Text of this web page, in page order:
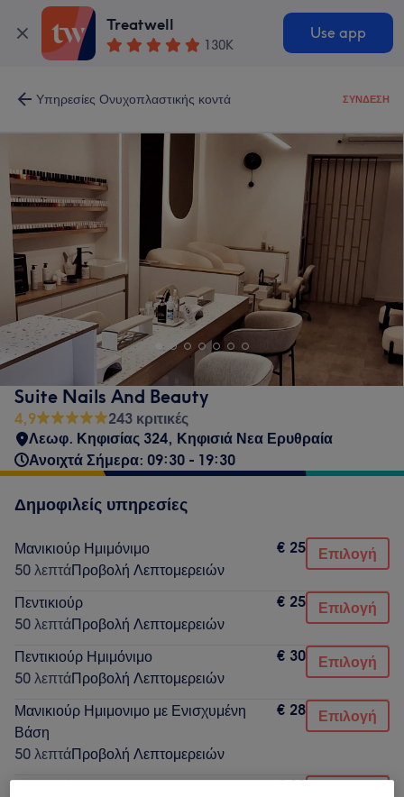
Treatwell
130K
Use app
Υπηρεσίες Ονυχοπλαστικής κοντά ΣΎΝΔΕΣΗ
Suite Nails And Beauty
4,9
243 κριτικές
Λεωφ. Κηφισίας 324, Κηφισιά Νεα Ερυθραία
Ανοιχτά Σήμερα: 09:30 - 19:30
Δημοφιλείς υπηρεσίες
Μανικιούρ Ημιμόνιμο
50 λεπτάΠροβολή Λεπτομερειών
€ 25 Επιλογή
Πεντικιούρ
50 λεπτάΠροβολή Λεπτομερειών
€ 25 Επιλογή
Πεντικιούρ Ημιμόνιμο
50 λεπτάΠροβολή Λεπτομερειών
€ 30 Επιλογή
Μανικιούρ Ημιμονιμο με Ενισχυμένη
Βάση
50 λεπτάΠροβολή Λεπτομερειών
€ 28 Επιλογή
Μανικιούρ
€ 18